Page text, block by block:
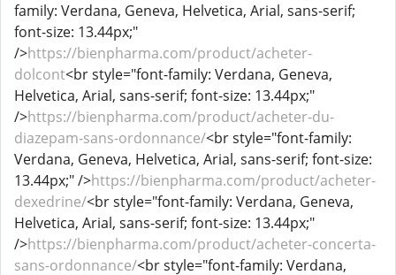
family: Verdana, Geneva, Helvetica, Arial, sans-serif;
font-size: 13.44px;"
/>https://bienpharma.com/product/acheter-
dolcont<br style="font-family: Verdana, Geneva,
Helvetica, Arial, sans-serif; font-size: 13.44px;"
/>https://bienpharma.com/product/acheter-du-
diazepam-sans-ordonnance/<br style="font-family:
Verdana, Geneva, Helvetica, Arial, sans-serif; font-size:
13.44px;" />https://bienpharma.com/product/acheter-
dexedrine/<br style="font-family: Verdana, Geneva,
Helvetica, Arial, sans-serif; font-size: 13.44px;"
/>https://bienpharma.com/product/acheter-concerta-
sans-ordonnance/<br style="font-family: Verdana,